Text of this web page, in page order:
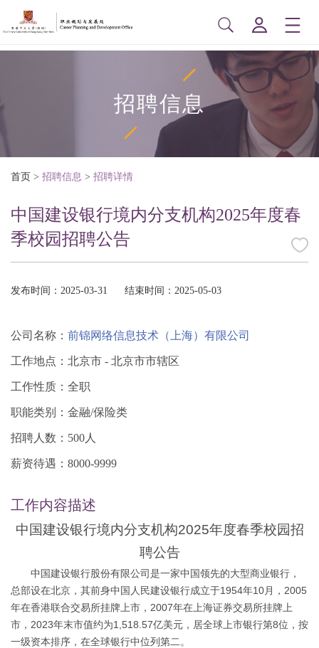
招聘信息
首页 > 招聘信息 > 招聘详情
中国建设银行境内分支机构2025年度春
季校园招聘公告
发布时间：2025-03-31 结束时间：2025-05-03
公司名称： 前锦网络信息技术（上海）有限公司
工作地点：北京市 - 北京市市辖区
工作性质：全职
职能类别：金融/保险类
招聘人数：500人
薪资待遇：8000-9999
工作内容描述
中国建设银行境内分支机构2025年度春季校园招
聘公告
中国建设银行股份有限公司是一家中国领先的大型商业银行，
总部设在北京，其前身中国人民建设银行成立于1954年10月，2005
年在香港联合交易所挂牌上市，2007年在上海证券交易所挂牌上
市，2023年末市值约为1,518.57亿美元，居全球上市银行第8位，按
一级资本排序，在全球银行中位列第二。